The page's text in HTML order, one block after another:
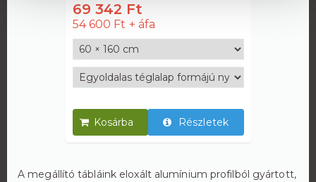
69 342 Ft
54 600 Ft
Részletek
A megállító tábláink eloxált alumínium profilból gyártott,